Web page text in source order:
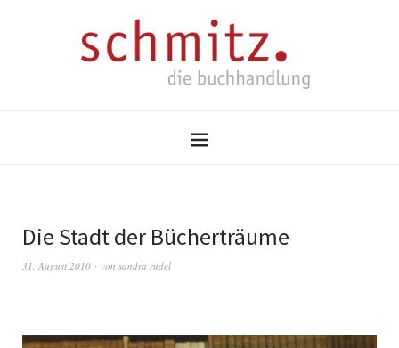
Die Stadt der Bücherträume
31. August 2010 von sandra rudel